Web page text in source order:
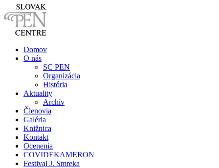
Domov
O nás
SC PEN
Organizácia
História
Aktuality
Archív
Členovia
Galéria
Knižnica
Kontakt
Ocenenia
COVIDEKAMERON
Festival J. Smreka